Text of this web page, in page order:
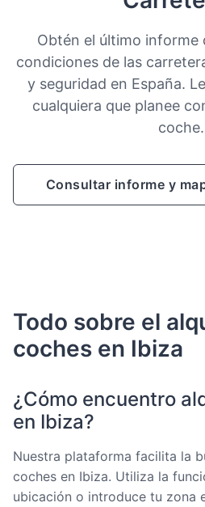
Obtén el último informe
condiciones de las
y seguridad en España.
cualquiera que planee
coche.
Consultar informe y
Todo sobre el
coches en Ibiza
¿Cómo encuentro
en Ibiza?
Nuestra plataforma facilita la
coches en Ibiza. Utiliza la
ubicación o introduce tu zona